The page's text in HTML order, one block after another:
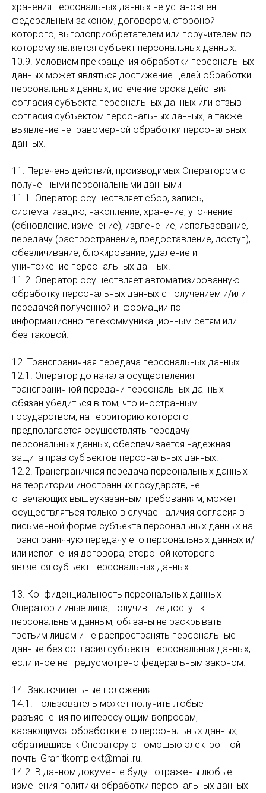
хранения персональных данных не установлен
федеральным законом, договором, стороной
которого, выгодоприобретателем или поручителем по
которому является субъект персональных данных.
10.9. Условием прекращения обработки персональных
данных может являться достижение целей обработки
персональных данных, истечение срока действия
согласия субъекта персональных данных или отзыв
согласия субъектом персональных данных, а также
выявление неправомерной обработки персональных
данных.
11. Перечень действий, производимых Оператором с
полученными персональными данными
11.1. Оператор осуществляет сбор, запись,
систематизацию, накопление, хранение, уточнение
(обновление, изменение), извлечение, использование,
передачу (распространение, предоставление, доступ),
обезличивание, блокирование, удаление и
уничтожение персональных данных.
11.2. Оператор осуществляет автоматизированную
обработку персональных данных с получением и/или
передачей полученной информации по
информационно-телекоммуникационным сетям или
без таковой.
12. Трансграничная передача персональных данных
12.1. Оператор до начала осуществления
трансграничной передачи персональных данных
обязан убедиться в том, что иностранным
государством, на территорию которого
предполагается осуществлять передачу
персональных данных, обеспечивается надежная
защита прав субъектов персональных данных.
12.2. Трансграничная передача персональных данных
на территории иностранных государств, не
отвечающих вышеуказанным требованиям, может
осуществляться только в случае наличия согласия в
письменной форме субъекта персональных данных на
трансграничную передачу его персональных данных и/
или исполнения договора, стороной которого
является субъект персональных данных.
13. Конфиденциальность персональных данных
Оператор и иные лица, получившие доступ к
персональным данным, обязаны не раскрывать
третьим лицам и не распространять персональные
данные без согласия субъекта персональных данных,
если иное не предусмотрено федеральным законом.
14. Заключительные положения
14.1. Пользователь может получить любые
разъяснения по интересующим вопросам,
касающимся обработки его персональных данных,
обратившись к Оператору с помощью электронной
почты Granitkomplekt@mail.ru.
14.2. В данном документе будут отражены любые
изменения политики обработки персональных данных